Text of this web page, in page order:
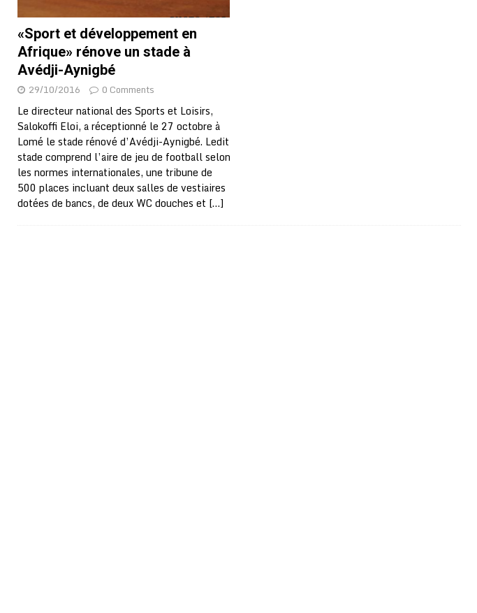
«Sport et développement en
Afrique» rénove un stade à
Avédji-Aynigbé
29/10/2016 0 Comments
Le directeur national des Sports et Loisirs,
Salokoffi Eloi, a réceptionné le 27 octobre à
Lomé le stade rénové d’Avédji-Aynigbé. Ledit
stade comprend l’aire de jeu de football selon
les normes internationales, une tribune de
500 places incluant deux salles de vestiaires
dotées de bancs, de deux WC douches et […]